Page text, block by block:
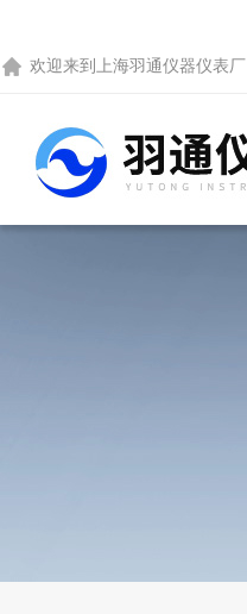
欢迎来到 上海羽通仪器仪表厂